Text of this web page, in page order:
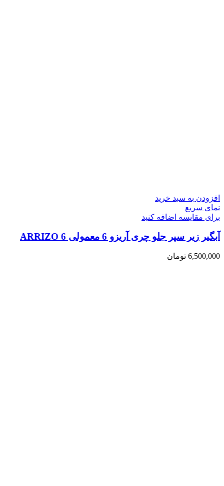
افزودن به سبد خرید
نمای سریع
برای مقایسه اضافه کنید
آبگیر زیر سپر جلو چری آریزو 6 معمولی ARRIZO 6
6,500,000 تومان